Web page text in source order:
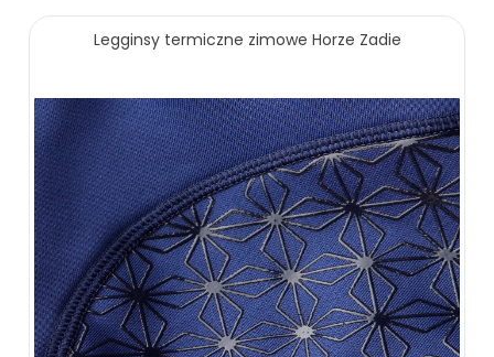
159.00 zł 229.00 zł
ZOBACZ WIĘCEJ
Legginsy termiczne zimowe Horze Zadie